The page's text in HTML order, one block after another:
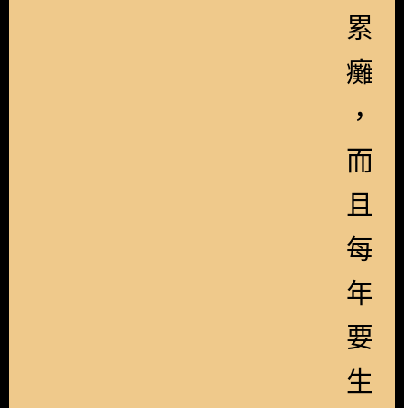
累
癱
，
而
且
每
年
要
生